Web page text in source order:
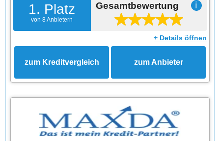
1. Platz
von 8 Anbietern
Gesamtbewertung ℹ
+ Details öffnen
zum Kreditvergleich zum Anbieter